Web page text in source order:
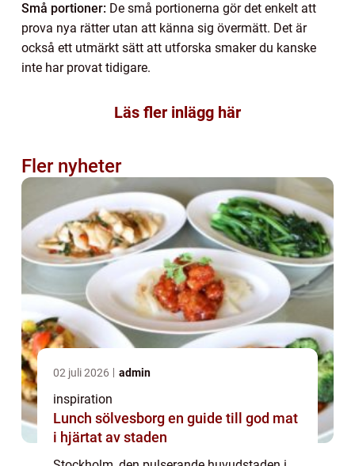
Små portioner: De små portionerna gör det enkelt att
prova nya rätter utan att känna sig övermätt. Det är
också ett utmärkt sätt att utforska smaker du kanske
inte har provat tidigare.
Läs fler inlägg här
Fler nyheter
02 juli 2026 admin
inspiration
Lunch sölvesborg en guide till god mat
i hjärtat av staden